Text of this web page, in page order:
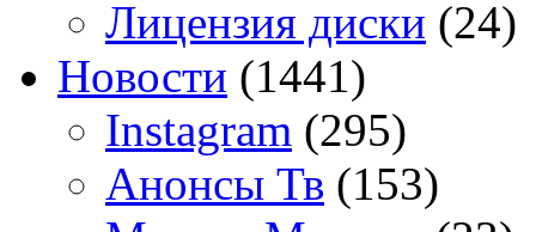
Лицензия диски (24)
Новости (1441)
Instagram (295)
Анонсы Тв (153)